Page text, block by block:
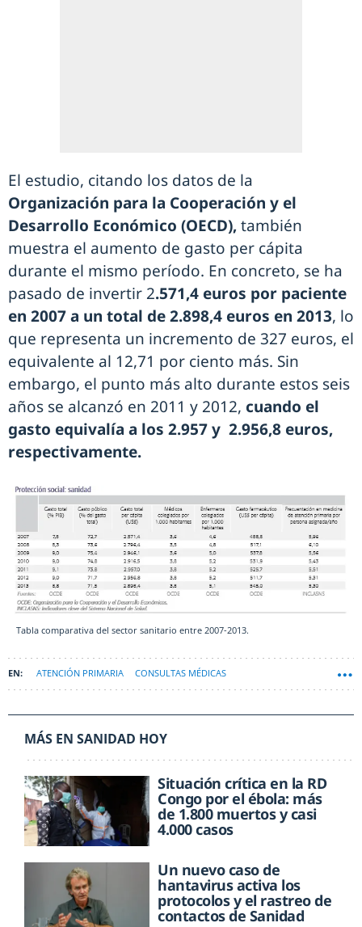
El estudio, citando los datos de la
Organización para la Cooperación y el
Desarrollo Económico (OECD), también
muestra el aumento de gasto per cápita
durante el mismo período. En concreto, se ha
pasado de invertir 2.571,4 euros por paciente
en 2007 a un total de 2.898,4 euros en 2013, lo
que representa un incremento de 327 euros, el
equivalente al 12,71 por ciento más. Sin
embargo, el punto más alto durante estos seis
años se alcanzó en 2011 y 2012, cuando el
gasto equivalía a los 2.957 y 2.956,8 euros,
respectivamente.
Tabla comparativa del sector sanitario entre 2007-2013.
ATENCIÓN PRIMARIA CONSULTAS MÉDICAS
MÁS EN SANIDAD HOY
Situación crítica en la RD
Congo por el ébola: más
de 1.800 muertos y casi
4.000 casos
Un nuevo caso de
hantavirus activa los
protocolos y el rastreo de
contactos de Sanidad